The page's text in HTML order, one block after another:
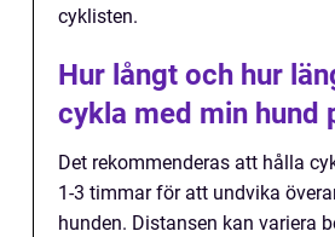
cyklisten.
Hur långt och hur
cykla med min hund
Det rekommenderas att hålla
1-3 timmar för att undvika
hunden. Distansen kan variera